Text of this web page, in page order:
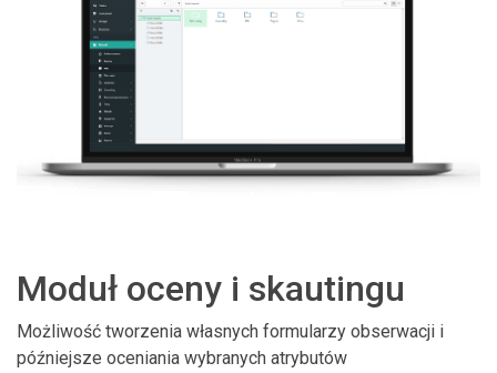
Moduł oceny i skautingu
Możliwość tworzenia własnych formularzy obserwacji i
późniejsze oceniania wybranych atrybutów